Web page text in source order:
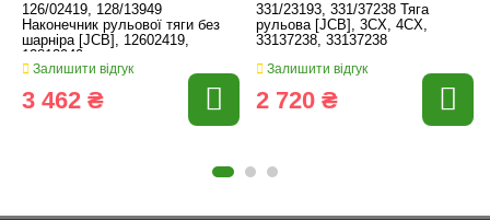
126/02419, 128/13949
Наконечник рульової тяги без
шарніра [JCB], 12602419,
12813949
Залишити відгук
3 462 ₴
331/23193, 331/37238 Тяга
рульова [JCB], 3CX, 4CX,
33137238, 33137238
Залишити відгук
2 720 ₴